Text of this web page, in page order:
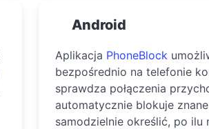
Android
Aplikacja PhoneBlock
bezpośrednio na telefonie
sprawdza połączenia
automatycznie blokuje
samodzielnie określić, po ilu